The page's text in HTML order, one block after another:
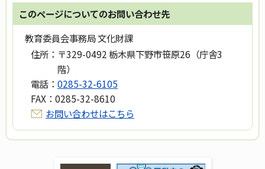
このページについてのお問い合わせ先
教育委員会事務局 文化財課
住所： 〒329-0492 栃木県下野市笹原26（庁舎3
階）
電話： 0285-32-6105
FAX： 0285-32-8610
お問い合わせはこちら